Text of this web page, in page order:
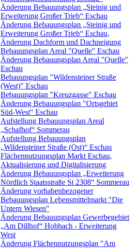
Änderung Bebauungsplan „Steinig und
Erweiterung Großer Trieb“ Eschau
Änderung Bebauungsplan „Steinig und
Erweiterung Großer Trieb“ Eschau,
Änderung Dachform und Dachneigung
Bebauungsplan Areal "Quelle" Eschau
Änderung Bebauungsplan Areal "Quelle"
Eschau
Bebauungsplan "Wildensteiner Straße
(West)" Eschau
Bebauungsplan "Kreuzgasse" Eschau
Änderung Bebauungsplan "Ortsgebiet
Süd-West" Eschau
Aufstellung Bebauungsplan Areal
„Schafhof“ Sommerau
Aufstellung Bebauungsplan
„Wildensteiner Straße (Ost)“ Eschau
Flächennutzungsplan Markt Eschau,
Aktualisierung und Digitalisierung
Änderung Bebauungsplan „Erweiterung
Nördlich Staatsstraße St 2308“ Sommerau
Änderung vorhabenbezogener
Bebauungsplan Lebensmittelmarkt "Die
Untern Wiesen"
Änderung Bebauungsplan Gewerbegebiet
„Am Dillhof“ Hobbach - Erweiterung
West
Änderung Flächennutzungsplan "Am